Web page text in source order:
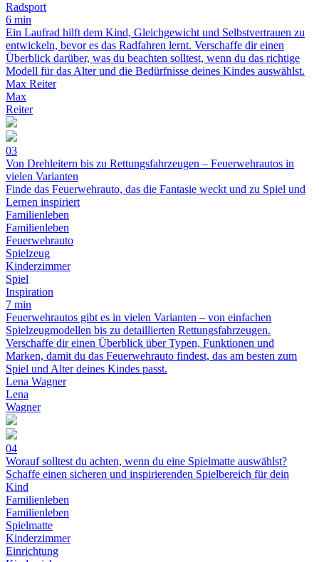
Radsport
6 min
Ein Laufrad hilft dem Kind, Gleichgewicht und Selbstvertrauen zu
entwickeln, bevor es das Radfahren lernt. Verschaffe dir einen
Überblick darüber, was du beachten solltest, wenn du das richtige
Modell für das Alter und die Bedürfnisse deines Kindes auswählst.
Max Reiter
Max
Reiter
03
Von Drehleitern bis zu Rettungsfahrzeugen – Feuerwehrautos in
vielen Varianten
Finde das Feuerwehrauto, das die Fantasie weckt und zu Spiel und
Lernen inspiriert
Familienleben
Familienleben
Feuerwehrauto
Spielzeug
Kinderzimmer
Spiel
Inspiration
7 min
Feuerwehrautos gibt es in vielen Varianten – von einfachen
Spielzeugmodellen bis zu detaillierten Rettungsfahrzeugen.
Verschaffe dir einen Überblick über Typen, Funktionen und
Marken, damit du das Feuerwehrauto findest, das am besten zum
Spiel und Alter deines Kindes passt.
Lena Wagner
Lena
Wagner
04
Worauf solltest du achten, wenn du eine Spielmatte auswählst?
Schaffe einen sicheren und inspirierenden Spielbereich für dein
Kind
Familienleben
Familienleben
Spielmatte
Kinderzimmer
Einrichtung